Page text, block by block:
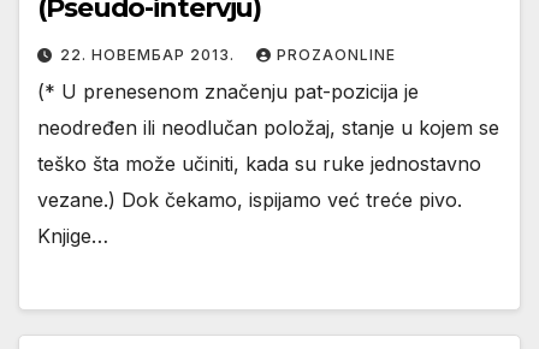
(Pseudo-intervju)
22. НОВЕМБАР 2013. PROZAONLINE
(* U prenesenom značenju pat-pozicija je
neodređen ili neodlučan položaj, stanje u kojem se
teško šta može učiniti, kada su ruke jednostavno
vezane.) Dok čekamo, ispijamo već treće pivo.
Knjige…